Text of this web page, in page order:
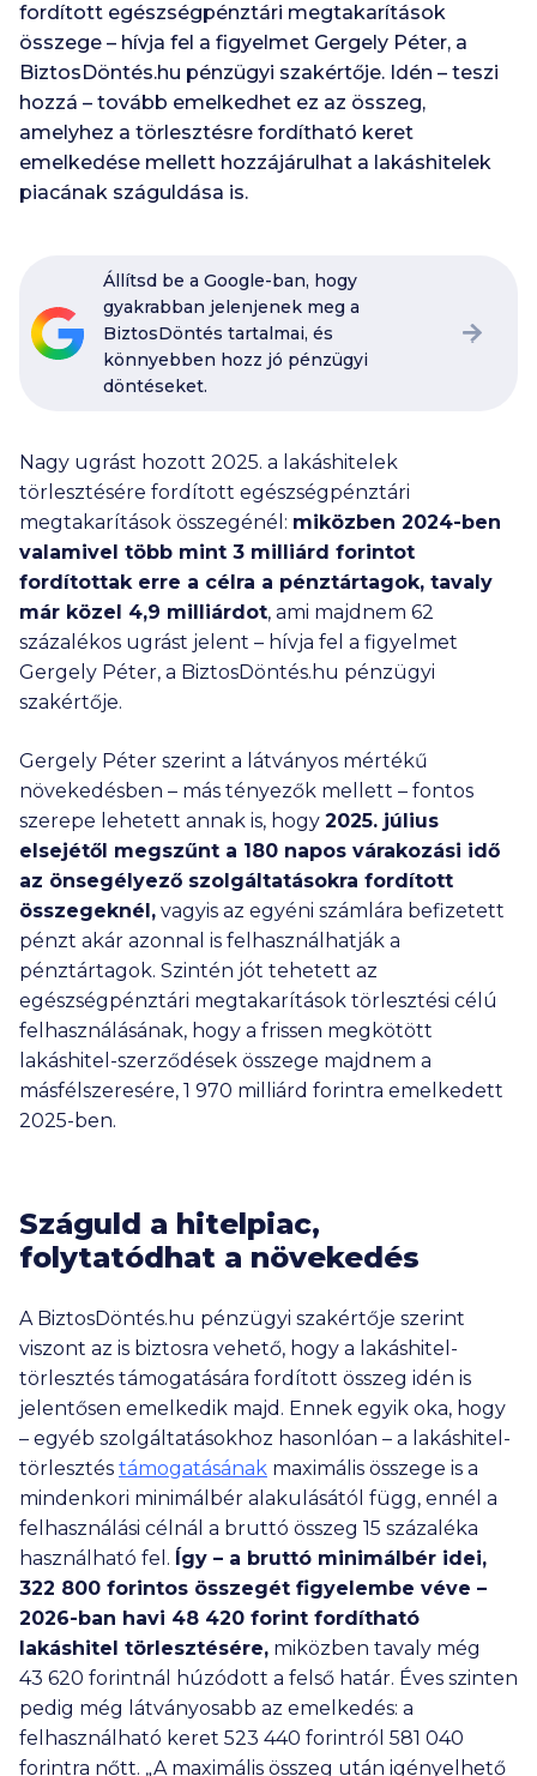
fordított egészségpénztári megtakarítások
összege – hívja fel a figyelmet Gergely Péter, a
BiztosDöntés.hu pénzügyi szakértője. Idén – teszi
hozzá – tovább emelkedhet ez az összeg,
amelyhez a törlesztésre fordítható keret
emelkedése mellett hozzájárulhat a lakáshitelek
piacának száguldása is.
Állítsd be a Google-ban, hogy
gyakrabban jelenjenek meg a
BiztosDöntés tartalmai, és
könnyebben hozz jó pénzügyi
döntéseket.
Nagy ugrást hozott 2025. a lakáshitelek
törlesztésére fordított egészségpénztári
megtakarítások összegénél: miközben 2024-ben
valamivel több mint 3 milliárd forintot
fordítottak erre a célra a pénztártagok, tavaly
már közel 4,9 milliárdot, ami majdnem 62
százalékos ugrást jelent – hívja fel a figyelmet
Gergely Péter, a BiztosDöntés.hu pénzügyi
szakértője.
Gergely Péter szerint a látványos mértékű
növekedésben – más tényezők mellett – fontos
szerepe lehetett annak is, hogy 2025. július
elsejétől megszűnt a 180 napos várakozási idő
az önsegélyező szolgáltatásokra fordított
összegeknél, vagyis az egyéni számlára befizetett
pénzt akár azonnal is felhasználhatják a
pénztártagok. Szintén jót tehetett az
egészségpénztári megtakarítások törlesztési célú
felhasználásának, hogy a frissen megkötött
lakáshitel-szerződések összege majdnem a
másfélszeresére, 1 970 milliárd forintra emelkedett
2025-ben.
Száguld a hitelpiac,
folytatódhat a növekedés
A BiztosDöntés.hu pénzügyi szakértője szerint
viszont az is biztosra vehető, hogy a lakáshitel-
törlesztés támogatására fordított összeg idén is
jelentősen emelkedik majd. Ennek egyik oka, hogy
– egyéb szolgáltatásokhoz hasonlóan – a lakáshitel-
törlesztés támogatásának maximális összege is a
mindenkori minimálbér alakulásától függ, ennél a
felhasználási célnál a bruttó összeg 15 százaléka
használható fel. Így – a bruttó minimálbér idei,
322 800 forintos összegét figyelembe véve –
2026-ban havi 48 420 forint fordítható
lakáshitel törlesztésére, miközben tavaly még
43 620 forintnál húzódott a felső határ. Éves szinten
pedig még látványosabb az emelkedés: a
felhasználható keret 523 440 forintról 581 040
forintra nőtt. „A maximális összeg után igényelhető